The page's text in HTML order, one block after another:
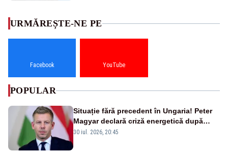
URMĂREȘTE-NE PE
Facebook YouTube
POPULAR
Situație fără precedent în Ungaria! Peter
Magyar declară criză energetică după
oprirea centralei de la Paks
30 iul. 2026, 20:45